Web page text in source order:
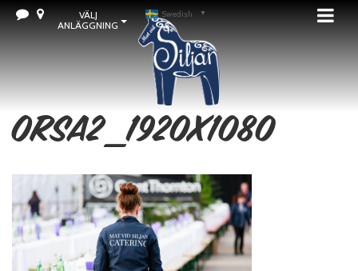
VÄLJ
ANLÄGGNING
Swedish ▼
orsa2_1920x1080